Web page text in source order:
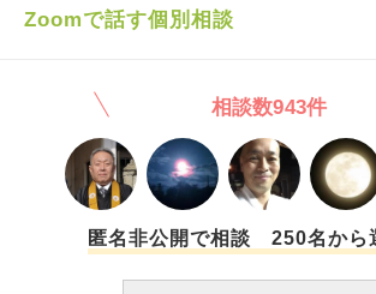
いようにしてますが、人間社会で生きてい
りきりではいられません。 誰かに迷惑をかけるくらいな
う、否定されるのに疲れてしまって、すべ
してもたのしくなくて。
Zoomで話す個別相談
相談数943件
匿名非公開で相談 250名から